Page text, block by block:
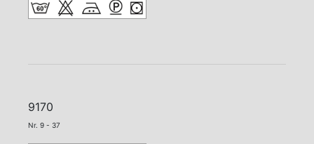
9170
Nr. 9 - 37